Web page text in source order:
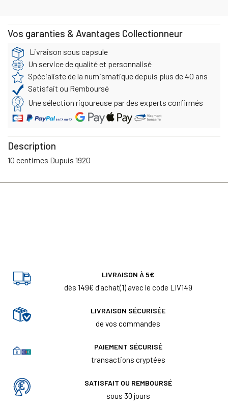
Vos garanties & Avantages Collectionneur
Livraison sous capsule
Un service de qualité et personnalisé
Spécialiste de la numismatique depuis plus de 40 ans
Satisfait ou Remboursé
Une sélection rigoureuse par des experts confirmés
Description
10 centimes Dupuis 1920
LIVRAISON À 5€
dès 149€ d'achat(1) avec le code LIV149
LIVRAISON SÉCURISÉE
de vos commandes
PAIEMENT SÉCURISÉ
transactions cryptées
SATISFAIT OU REMBOURSÉ
sous 30 jours